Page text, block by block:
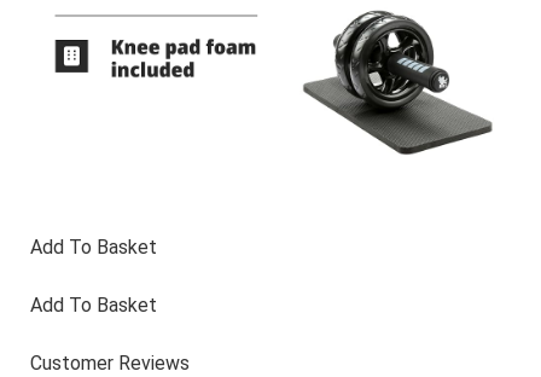
Add To Basket
Add To Basket
Customer Reviews